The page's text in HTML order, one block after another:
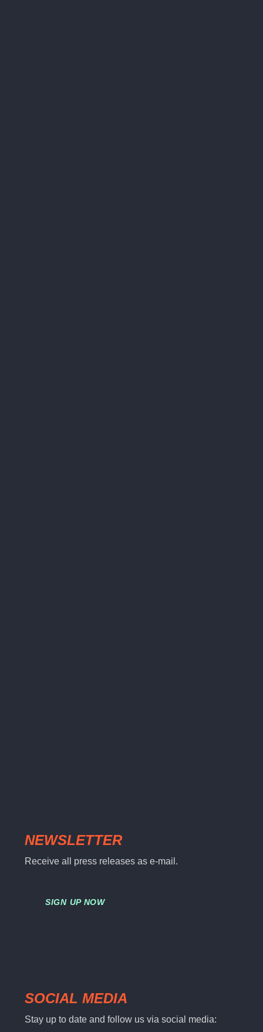
NEWSLETTER
Receive all press releases as e-mail.
SIGN UP NOW
SOCIAL MEDIA
Stay up to date and follow us via social media: